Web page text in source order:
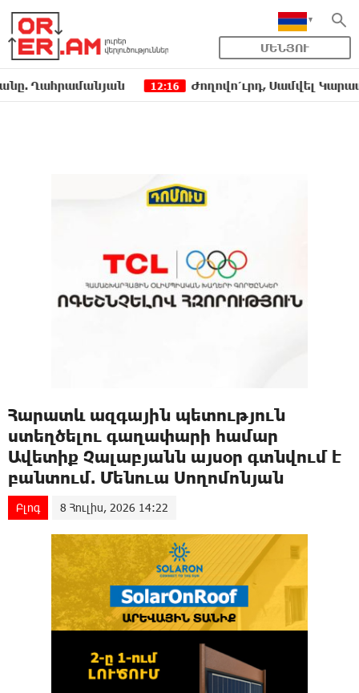
ՄԵՆՅՈՒ
12:16 Ժողովո՛ւրդ, Սամվել
Հարատև ազգային պետություն
ստեղծելու գաղափարի համար
Ավետիք Չալաբյանն այսօր գտնվում է
բանտում. Մենուա Սողոմոնյան
Բլոգ 8 Հուլիս, 2026 14:22